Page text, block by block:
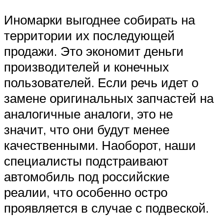
Иномарки выгоднее собирать на
территории их последующей
продажи. Это экономит деньги
производителей и конечных
пользователей. Если речь идет о
замене оригинальных запчастей на
аналогичные аналоги, это не
значит, что они будут менее
качественными. Наоборот, наши
специалисты подстраивают
автомобиль под российские
реалии, что особенно остро
проявляется в случае с подвеской.